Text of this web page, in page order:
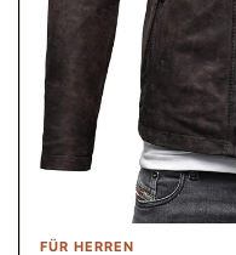
FÜR HERREN